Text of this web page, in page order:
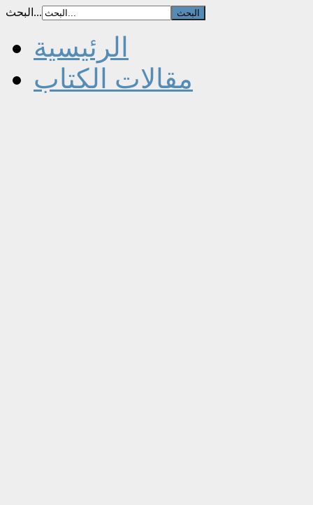
البحث...
الرئيسية
مقالات الكتاب